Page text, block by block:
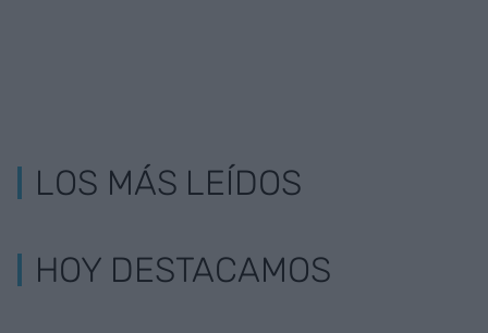
LOS MÁS LEÍDOS
HOY DESTACAMOS